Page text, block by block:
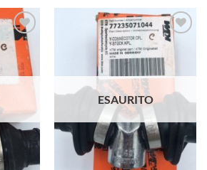
Aggiungi
alla lista
dei
desideri
Aggiungi
desideri
ESAURITO